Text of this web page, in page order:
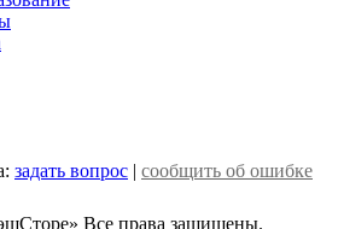
задать вопрос | сообщить об ошибке
Все права защищены.